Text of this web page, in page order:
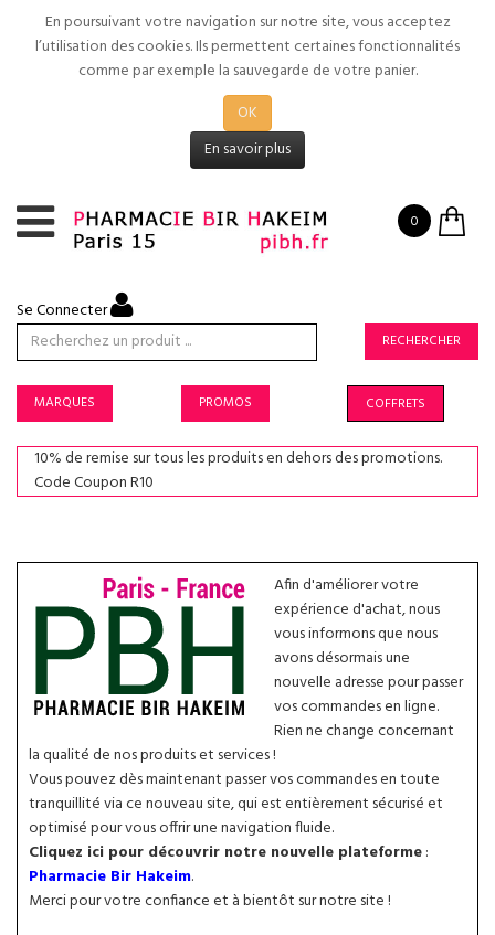
En poursuivant votre navigation sur notre site, vous acceptez
l’utilisation des cookies. Ils permettent certaines fonctionnalités
comme par exemple la sauvegarde de votre panier.
OK
En savoir plus
0
Se Connecter
RECHERCHER
MARQUES PROMOS COFFRETS
10% de remise sur tous les produits en dehors des promotions.
Code Coupon R10
Afin d'améliorer votre
expérience d'achat, nous
vous informons que nous
avons désormais une
nouvelle adresse pour passer
vos commandes en ligne.
Rien ne change concernant
la qualité de nos produits et services !
Vous pouvez dès maintenant passer vos commandes en toute
tranquillité via ce nouveau site, qui est entièrement sécurisé et
optimisé pour vous offrir une navigation fluide.
Cliquez ici pour découvrir notre nouvelle plateforme:
Pharmacie Bir Hakeim.
Merci pour votre confiance et à bientôt sur notre site !